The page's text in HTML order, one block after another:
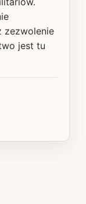
zezwolenie
jest tu